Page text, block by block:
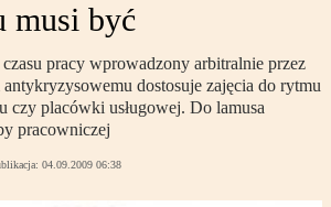
musi być
pracy wprowadzony arbitralnie przez
dostosuje zajęcia do rytmu
czy placówki usługowej. Do lamusa
pracowniczej
04.09.2009 06:38